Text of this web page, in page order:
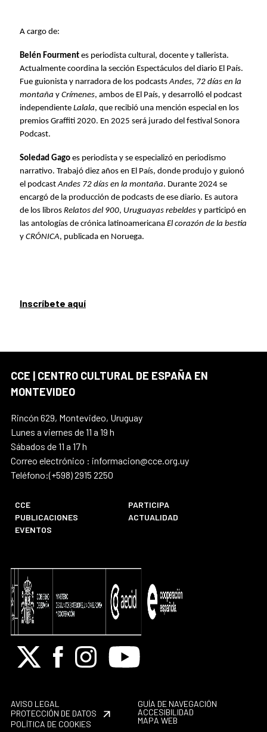
A cargo de:
Belén Fourment es periodista cultural, docente y tallerista.
Actualmente coordina la sección Espectáculos del diario El País.
Fue guionista y narradora de los podcastsAndes, 72 días en la
montaña y Crímenes, ambos de El País, y desarrolló el podcast
independiente Lalala, que recibió una mención especial en los
premios Graffiti 2020. En 2025 será jurado del festival Sonora
Podcast.
Soledad Gago es periodista y se especializó en periodismo
narrativo. Trabajó diez años en El País, donde produjo y guionó
el podcastAndes 72 días en la montaña. Durante 2024 se
encargó de la producción de podcasts de ese diario. Es autora
de los libros Relatos del 900, Uruguayas rebeldes y participó en
las antologías de crónica latinoamericana El corazón de la bestia
y CRÓNICA, publicada en Noruega.
Inscríbete aquí
CCE | CENTRO CULTURAL DE ESPAÑA EN
MONTEVIDEO
Rincón 629, Montevideo, Uruguay
Lunes a viernes de 11 a 19 h
Sábados de 11 a 17 h
Correo electrónico : informacion@cce.org.uy
Teléfono:(+598) 2915 2250
CCE
PARTICIPA
PUBLICACIONES
ACTUALIDAD
EVENTOS
X FacebookInstagramYoutube
AVISO LEGAL
PROTECCIÓN DE DATOS
POLÍTICA DE COOKIES
GUÍA DE NAVEGACIÓN
ACCESIBILIDAD
MAPA WEB